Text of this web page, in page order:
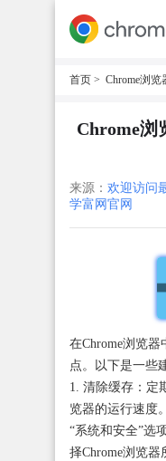
首页 > Chrome浏
Chrome浏
来源： 欢迎访问
学富网官网
在Chrome浏览
点。以下是一些
1. 清除缓存：定
览器的运行速度
“系统和安全”选
择Chrome浏览